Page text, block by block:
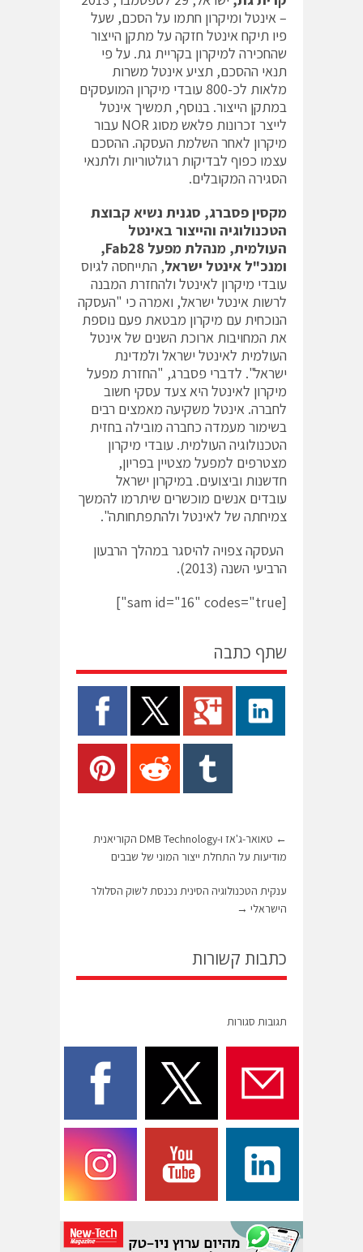
– אינטל ומיקרון חתמו על הסכם, שעל
פיו תיקח אינטל חזקה על מתקן הייצור
שהחכירה למיקרון בקריית גת. על פי
תנאי ההסכם, תציע אינטל משרות
מלאות לכ-800 עובדי מיקרון המועסקים
במתקן הייצור. בנוסף, תמשיך אינטל
לייצר זכרונות פלאש מסוג NOR עבור
מיקרון לאחר השלמת העסקה. ההסכם
עצמו כפוף לבדיקות רגולטוריות ולתנאי
הסגירה המקובלים.
מקסין פסברג, סגנית נשיא קבוצת
הטכנולוגיה והייצור באינטל
העולמית, מנהלת מפעל Fab28
,
ומנכ"ל אינטל ישראל, התייחסה לגיוס
עובדי מיקרון לאינטל ולהחזרת המבנה
לרשות אינטל ישראל, ואמרה כי "העסקה
הנוכחית עם מיקרון מבטאת פעם נוספת
את המחויבות ארוכת השנים של אינטל
העולמית לאינטל ישראל ולמדינת
ישראל". לדברי פסברג, "החזרת מפעל
מיקרון לאינטל היא צעד עסקי חשוב
לחברה. אינטל משקיעה מאמצים רבים
בשימור מעמדה כחברה מובילה בחזית
הטכנולוגיה העולמית. עובדי מיקרון
מצטרפים למפעל מצטיין בפריון,
חדשנות וביצועים. במיקרון ישראל
עובדים אנשים מוכשרים שיתרמו להמשך
צמיחתה של לאינטל ולהתפתחותה".
העסקה צפויה להיסגר במהלך הרבעון
הרביעי השנה (2013).
[sam id="16" codes="true"]
שתף כתבה
←
טאואר-ג'אז ו-DMB Technology הקוריאנית
מודיעות על התחלת ייצור המוני של שבבים
ענקית הטכנולוגיה הסינית נכנסת לשוק הסלולר
הישראלי →
כתבות קשורות
תגובות סגורות